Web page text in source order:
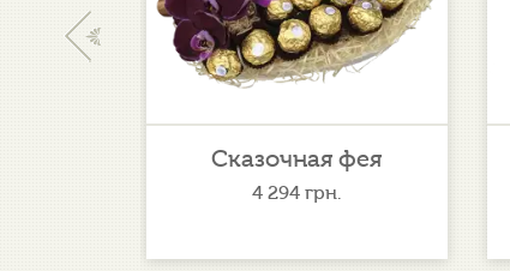
Сказочная фея
4 294грн.
‹